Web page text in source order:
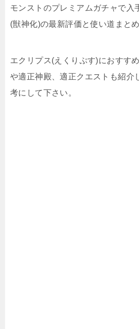
モンストのプレミアムガチャで入
(獣神化)の最新評価と使い道まと
エクリプス(えくりぷす)におすす
や適正神殿、適正クエストも紹介
考にして下さい。